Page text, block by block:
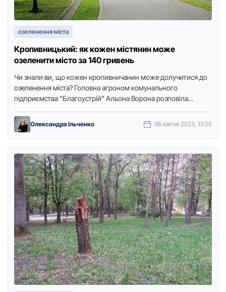
озеленення міста
Кропивницький: як кожен містянин може
озеленити місто за 140 гривень
Чи знали ви, що кожен кропивничанин може долучитися до
озеленення міста? Головна агроном комунального
підприємства “Благоустрій” Альона Ворона розповіла
Олександра Ільченко 06 квітня 2023, 13:05